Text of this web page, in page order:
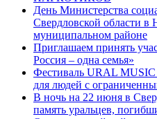
День Министерства
Свердловской области в
муниципальном районе
Приглашаем принять
Россия – одна семья»
Фестиваль URAL
для людей с
В ночь на 22 июня в
память уральцев,